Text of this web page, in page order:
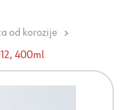
od korozije
400ml